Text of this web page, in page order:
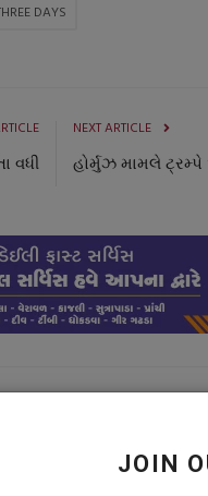
JOIN
DAYS
વધી
NEXT ARTICLE
હોર્મુઝ મામલે
કરી તો
સંગ્રહખોરી